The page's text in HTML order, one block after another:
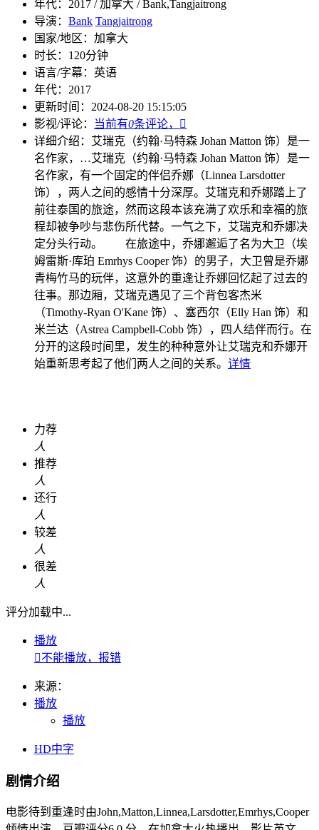
年代： 2017 / 加拿大 / Bank,Tangjaitrong
导演： Bank Tangjaitrong
国家/地区： 加拿大
时长： 120分钟
语言/字幕： 英语
年代： 2017
更新时间： 2024-08-20 15:15:05
影视/评论：
当前有0条评论，

详细介绍： 艾瑞克（约翰·马特森 Johan Matton 饰）是一
名作家，…艾瑞克（约翰·马特森 Johan Matton 饰）是一
名作家，有一个固定的伴侣乔娜（Linnea Larsdotter
饰），两人之间的感情十分深厚。艾瑞克和乔娜踏上了
前往泰国的旅途，然而这段本该充满了欢乐和幸福的旅
程却被争吵与悲伤所代替。一气之下，艾瑞克和乔娜决
定分头行动。 在旅途中，乔娜邂逅了名为大卫（埃
姆雷斯·库珀 Emrhys Cooper 饰）的男子，大卫曾是乔娜
青梅竹马的玩伴，这意外的重逢让乔娜回忆起了过去的
往事。那边厢，艾瑞克遇见了三个背包客杰米
（Timothy-Ryan O'Kane 饰）、塞西尔（Elly Han 饰）和
米兰达（Astrea Campbell-Cobb 饰），四人结伴而行。在
分开的这段时间里，发生的种种意外让艾瑞克和乔娜开
始重新思考起了他们两人之间的关系。 详情
力荐
人
推荐
人
还行
人
较差
人
很差
人
评分加载中...
播放
不能播放，报错
来源：
播放
播放
HD中字
剧情介绍
电影待到重逢时由John,Matton,Linnea,Larsdotter,Emrhys,Cooper